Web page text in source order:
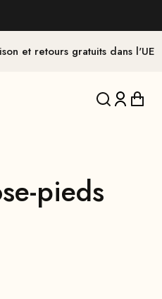
et retours gratuits dans l'UE
Traduction
pieds